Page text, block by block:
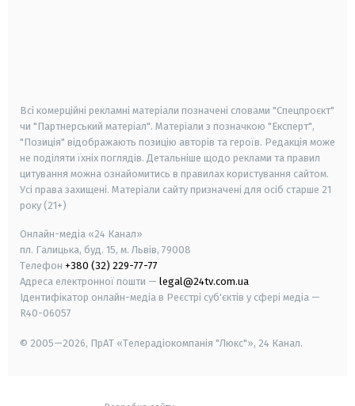
Всі комерційні рекламні матеріали позначені словами "Спецпроєкт"
чи "Партнерський матеріал". Матеріали з позначкою "Експерт",
"Позиція" відображають позицію авторів та героїв. Редакція може
не поділяти їхніх поглядів. Детальніше щодо реклами та правил
цитування можна ознайомитись в правилах користування сайтом.
Усі права захищені. Матеріали сайту призначені для осіб старше 21
року (21+)
Онлайн-медіа «24 Канал»
пл. Галицька, буд. 15, м. Львів, 79008
Телефон +380 (32) 229-77-77
Адреса електронної пошти — legal@24tv.com.ua
Ідентифікатор онлайн-медіа в Реєстрі суб'єктів у сфері медіа —
R40-06057
© 2005—2026, ПрАТ «Телерадіокомпанія "Люкс"», 24 Канал.